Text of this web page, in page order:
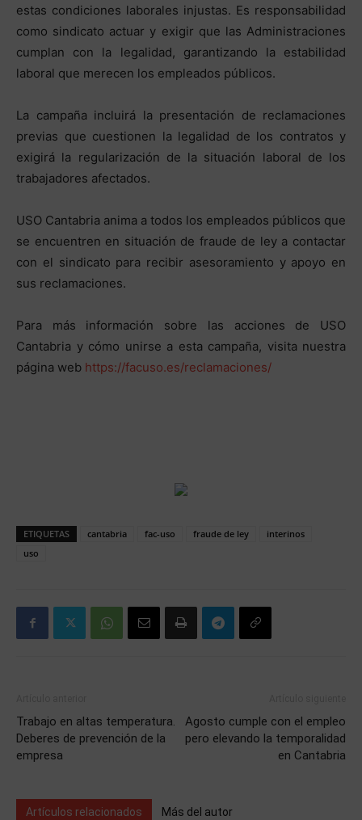
estas condiciones laborales injustas. Es responsabilidad
como sindicato actuar y exigir que las Administraciones
cumplan con la legalidad, garantizando la estabilidad
laboral que merecen los empleados públicos.
La campaña incluirá la presentación de reclamaciones
previas que cuestionen la legalidad de los contratos y
exigirá la regularización de la situación laboral de los
trabajadores afectados.
USO Cantabria anima a todos los empleados públicos que
se encuentren en situación de fraude de ley a contactar
con el sindicato para recibir asesoramiento y apoyo en
sus reclamaciones.
Para más información sobre las acciones de USO
Cantabria y cómo unirse a esta campaña, visita nuestra
página web https://facuso.es/reclamaciones/
ETIQUETAS cantabria fac-uso fraude de ley
interinos
uso
Trabajo en altas temperatura.
Deberes de prevención de la
empresa
Agosto cumple con el empleo
pero elevando la temporalidad
en Cantabria
Artículos relacionados Más del autor